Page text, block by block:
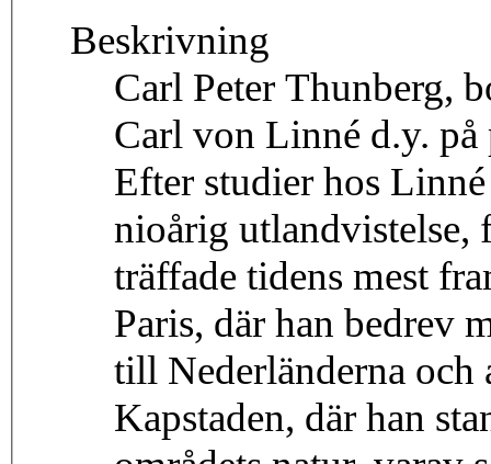
Beskrivning
Carl Peter Thunberg,
Carl von Linné d.y. på
Efter studier hos
nioårig utlandvistelse,
träffade tidens mest
Paris, där han bedrev
till Nederländerna och
Kapstaden, där han